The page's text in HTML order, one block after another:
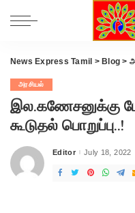
News Express Tamil > Blog >
அரசியல்
இல.கணேசனுக்கு
கூடுதல் பொறுப்பு..!
Posted
Editor July 18, 2022